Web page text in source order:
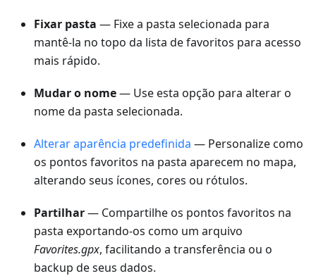
Fixar pasta — Fixe a pasta selecionada para
mantê-la no topo da lista de favoritos para acesso
mais rápido.
Mudar o nome— Use esta opção para alterar o
nome da pasta selecionada.
Alterar aparência predefinida — Personalize como
os pontos favoritos na pasta aparecem no mapa,
alterando seus ícones, cores ou rótulos.
Partilhar— Compartilhe os pontos favoritos na
pasta exportando-os como um arquivo
Favorites.gpx, facilitando a transferência ou o
backup de seus dados.